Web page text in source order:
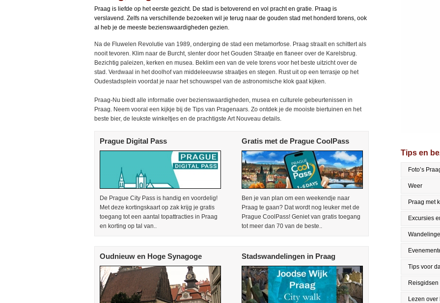
Praag is liefde op het eerste gezicht. De stad is betoverend en vol pracht en gratie. Praag is
verslavend. Zelfs na verschillende bezoeken wil je terug naar de gouden stad met honderd torens, ook
al heb je de meeste bezienswaardigheden gezien.
Na de Fluwelen Revolutie van 1989, onderging de stad een metamorfose. Praag straalt en schittert als
nooit tevoren. Klim naar de Burcht, slenter door het Gouden Straatje en flaneer over de Karelsbrug.
Bezichtig paleizen, kerken en musea. Beklim een van de vele torens voor het beste uitzicht over de
stad. Verdwaal in het doolhof van middeleeuwse straatjes en stegen. Rust uit op een terrasje op het
Oudestadsplein voordat je naar het schouwspel van de astronomische klok gaat kijken.
Praag-Nu biedt alle informatie over bezienswaardigheden, musea en culturele gebeurtenissen in
Praag. Neem vooral een kijkje bij de Tips van Pragenaars. Zo ontdek je de mooiste biertuinen en het
beste bier, de leukste winkeltjes en de prachtigste Art Nouveau details.
Prague Digital Pass
De Prague City Pass is handig en voordelig!
Met deze kortingskaart op zak krijg je gratis
toegang tot een aantal topattracties in Praag
en korting op tal van..
Gratis met de Prague CoolPass
Ben je van plan om een weekendje naar
Praag te gaan? Dat wordt nog leuker met de
Prague CoolPass! Geniet van gratis toegang
tot meer dan 70 van de beste..
Oudnieuw en Hoge Synagoge Stadswandelingen in Praag
Tips en
Foto’s
Weer
Praag met
Excursies
Tips voor
Reisgidsen
Lezen over